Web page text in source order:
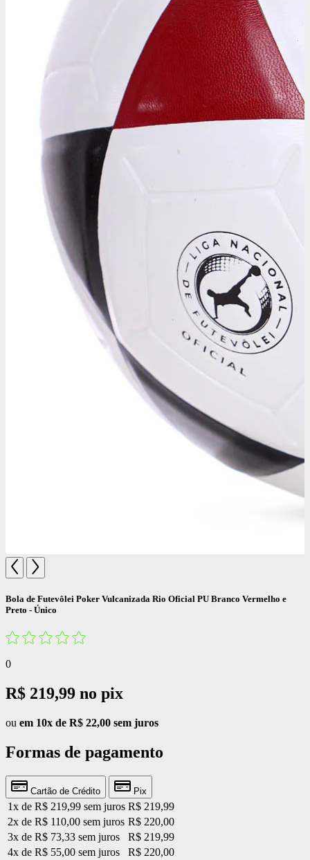
Bola de Futevôlei Poker Vulcanizada Rio Oficial PU Branco Vermelho e
Preto - Único
0
R$ 219,99 no pix
ou em 10x de R$ 22,00 sem juros
Formas de pagamento
Cartão de Crédito Pix
1x de R$ 219,99 sem juros R$ 219,99
2x de R$ 110,00 sem juros R$ 220,00
3x de R$ 73,33 sem juros
R$ 219,99
4x de R$ 55,00 sem juros
R$ 220,00